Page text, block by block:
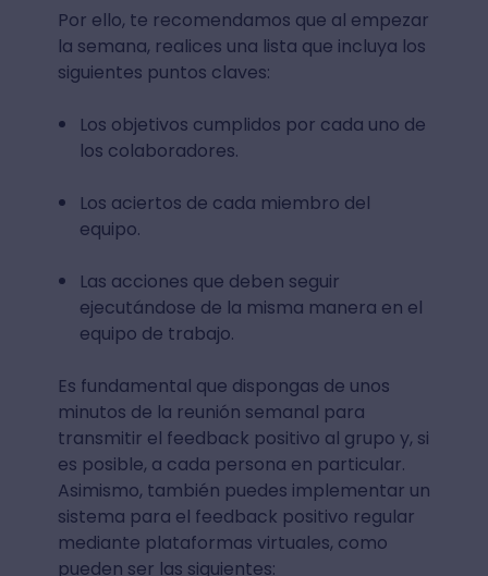
Por ello, te recomendamos que al empezar
la semana, realices una lista que incluya los
siguientes puntos claves:
Los objetivos cumplidos por cada uno de
los colaboradores.
Los aciertos de cada miembro del
equipo.
Las acciones que deben seguir
ejecutándose de la misma manera en el
equipo de trabajo.
Es fundamental que dispongas de unos
minutos de la reunión semanal para
transmitir el feedback positivo al grupo y, si
es posible, a cada persona en particular.
Asimismo, también puedes implementar un
sistema para el feedback positivo regular
mediante plataformas virtuales, como
pueden ser las siguientes: